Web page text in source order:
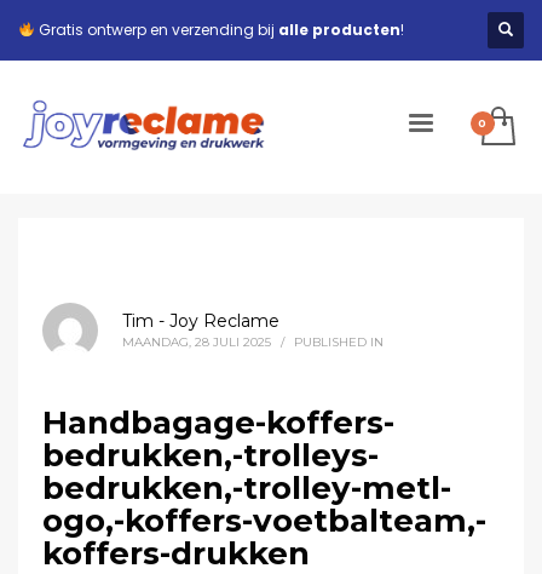
Gratis ontwerp en verzending bij alle producten!
Tim - Joy Reclame
MAANDAG, 28 JULI 2025 / PUBLISHED IN
Handbagage-koffers-
bedrukken,-trolleys-
bedrukken,-trolley-metl-
ogo,-koffers-voetbalteam,-
koffers-drukken